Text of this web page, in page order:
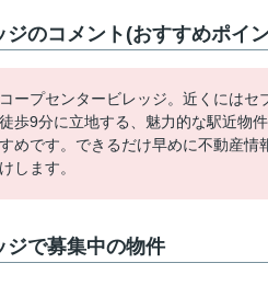
ジのコメント(おすすめポイ
ープセンタービレッジ。近くには
歩9分に立地する、魅力的な駅近物
めです。できるだけ早めに不動産
します。
ジで募集中の物件